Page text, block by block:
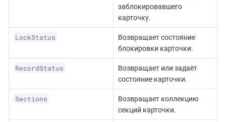
заблокировавшего
карточку.
LockStatus
Возвращает состояние
блокировки карточки.
RecordStatus
Возвращает или задаёт
состояние карточки.
Sections
Возвращает коллекцию
секций карточки.